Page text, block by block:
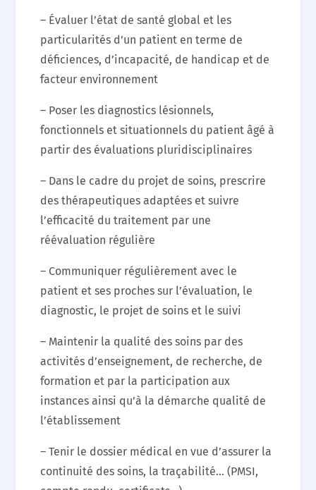
– Évaluer l’état de santé global et les
particularités d’un patient en terme de
déficiences, d’incapacité, de handicap et de
facteur environnement
– Poser les diagnostics lésionnels,
fonctionnels et situationnels du patient âgé à
partir des évaluations pluridisciplinaires
– Dans le cadre du projet de soins, prescrire
des thérapeutiques adaptées et suivre
l’efficacité du traitement par une
réévaluation régulière
– Communiquer régulièrement avec le
patient et ses proches sur l’évaluation, le
diagnostic, le projet de soins et le suivi
– Maintenir la qualité des soins par des
activités d’enseignement, de recherche, de
formation et par la participation aux
instances ainsi qu’à la démarche qualité de
l’établissement
– Tenir le dossier médical en vue d’assurer la
continuité des soins, la traçabilité… (PMSI,